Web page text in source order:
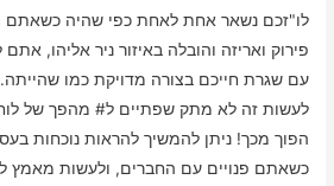
לו"זכם נשאר אחת לאחת כפי שהיה כשאתם
פירוק ואריזה והובלה באיזור ניר אליהו,
עם שגרת חייכם בצורה מדויקת כמו
לעשות זה לא מתק שפתיים ל# מהפך של
הפוך מכך! ניתן להמשיך להראות נוכחות
כשאתם פנויים עם החברים, ולעשות מאמץ